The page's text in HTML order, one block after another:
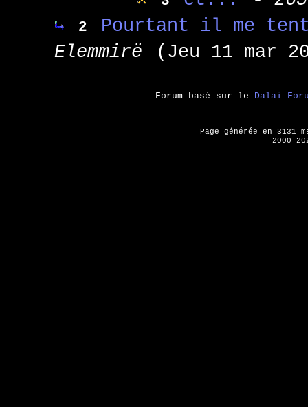
2
Pourtant il me
Elemmirë
(Jeu 11 mar
Forum basé sur le Dalai
Page générée en 3131
2000-